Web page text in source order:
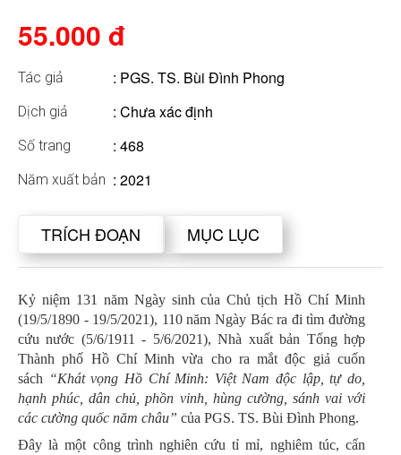
55.000 đ
Tác giả : PGS. TS. Bùi Đình Phong
Dịch giả : Chưa xác định
Số trang : 468
Năm xuất bản : 2021
TRÍCH ĐOẠN MỤC LỤC
Kỷ niệm 131 năm Ngày sinh của Chủ tịch Hồ Chí Minh
(19/5/1890 - 19/5/2021), 110 năm Ngày Bác ra đi tìm đường
cứu nước (5/6/1911 - 5/6/2021), Nhà xuất bản Tổng hợp
Thành phố Hồ Chí Minh vừa cho ra mắt độc giả cuốn
sách “Khát vọng Hồ Chí Minh: Việt Nam độc lập, tự do,
hạnh phúc, dân chủ, phồn vinh, hùng cường, sánh vai với
các cường quốc năm châu” của PGS. TS. Bùi Đình Phong.
Đây là một công trình nghiên cứu tỉ mỉ, nghiêm túc, cẩn